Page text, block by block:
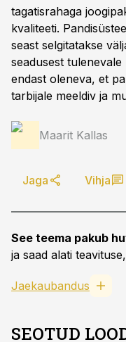
tagatisrahaga
kvaliteeti.
seast selgitatakse
seadusest
endast oleneva, et
tarbijale meeldiv ja
Maarit Kallas
Jaga Vihja
See teema pakub
ja saad alati
Jaekaubandus
SEOTUD